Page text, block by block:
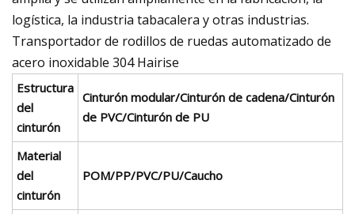
logística, la industria tabacalera y otras industrias.
Transportador de rodillos de ruedas automatizado de
acero inoxidable 304 Hairise
Estructura
del
cinturón
Cinturón modular/Cinturón de cadena/Cinturón
de PVC/Cinturón de PU
Material
del
cinturón
POM/PP/PVC/PU/Caucho